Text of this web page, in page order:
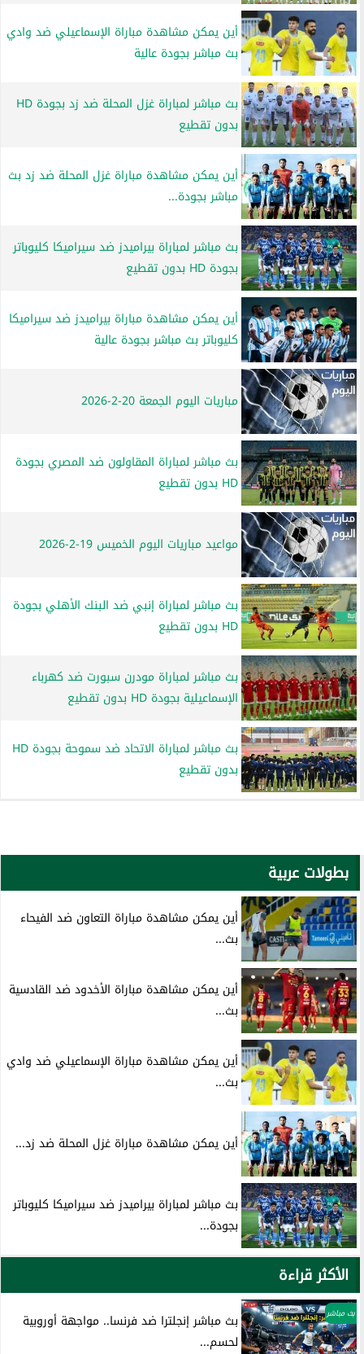
أين يمكن مشاهدة مباراة الإسماعيلي ضد وادي
بث مباشر بجودة عالية
بث مباشر لمباراة غزل المحلة ضد زد بجودة HD
بدون تقطيع
أين يمكن مشاهدة مباراة غزل المحلة ضد زد بث
مباشر بجودة...
بث مباشر لمباراة بيراميدز ضد سيراميكا كليوباتر
بجودة HD بدون تقطيع
أين يمكن مشاهدة مباراة بيراميدز ضد سيراميكا
كليوباتر بث مباشر بجودة عالية
مباريات اليوم الجمعة 20-2-2026
بث مباشر لمباراة المقاولون ضد المصري بجودة
HD بدون تقطيع
مواعيد مباريات اليوم الخميس 19-2-2026
بث مباشر لمباراة إنبي ضد البنك الأهلي بجودة
HD بدون تقطيع
بث مباشر لمباراة مودرن سبورت ضد كهرباء
الإسماعيلية بجودة HD بدون تقطيع
بث مباشر لمباراة الاتحاد ضد سموحة بجودة HD
بدون تقطيع
بطولات عربية
أين يمكن مشاهدة مباراة التعاون ضد الفيحاء
بث...
أين يمكن مشاهدة مباراة الأخدود ضد القادسية
بث...
أين يمكن مشاهدة مباراة الإسماعيلي ضد وادي
بث...
أين يمكن مشاهدة مباراة غزل المحلة ضد زد...
بث مباشر لمباراة بيراميدز ضد سيراميكا كليوباتر
بجودة...
الأكثر قراءة
بث مباشر
بث مباشر إنجلترا ضد فرنسا.. مواجهة أوروبية
لحسم...